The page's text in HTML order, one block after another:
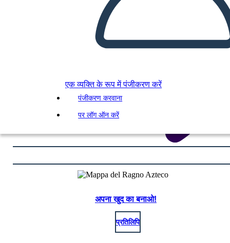
एक व्यक्ति के रूप में पंजीकरण करें
पंजीकरण करवाना
पर लॉग ऑन करें
अपना खुद का बनाओ!
प्रतिलिपि